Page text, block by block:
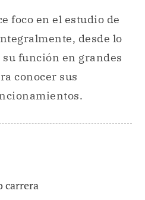
foco en el estudio de
desde lo
función en grandes
conocer sus
carrera